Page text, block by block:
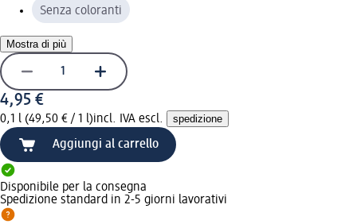
Senza coloranti
Mostra di più
4,95 €
0,1 l (49,50 € / 1 l)incl. IVA escl. spedizione
Aggiungi al carrello
Disponibile per la consegna
Spedizione standard in 2-5 giorni lavorativi